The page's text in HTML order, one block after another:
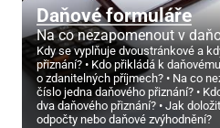
Daňové formuláře
Na co nezapomenout v
Kdy se vyplňuje dvoustránkové a
přiznání?
Kdo přikládá k
o zdanitelných příjmech?
Na co
číslo jedna daňového přiznání?
dva daňového přiznání?
Jak
odpočty nebo daňové zvýhodnění?